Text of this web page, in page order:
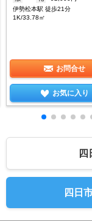
伊勢松本駅 徒歩21分
1K/33.78㎡
お問合せ
お気に入り
四
四日